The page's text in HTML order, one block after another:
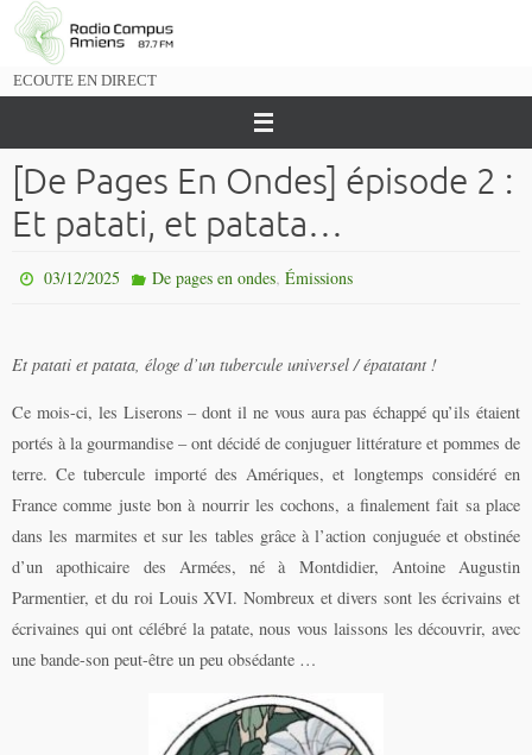
Passer
vers
ECOUTE EN DIRECT
[De Pages En Ondes] épisode 2 :
Et patati, et patata…
03/12/2025 De pages en ondes, Émissions
Et patati et patata, éloge d’un tubercule universel / épatatant !
Ce mois-ci, les Liserons – dont il ne vous aura pas échappé qu’ils étaient
portés à la gourmandise – ont décidé de conjuguer littérature et pommes de
terre. Ce tubercule importé des Amériques, et longtemps considéré en
France comme juste bon à nourrir les cochons, a finalement fait sa place
dans les marmites et sur les tables grâce à l’action conjuguée et obstinée
d’un apothicaire des Armées, né à Montdidier, Antoine Augustin
Parmentier, et du roi Louis XVI. Nombreux et divers sont les écrivains et
écrivaines qui ont célébré la patate, nous vous laissons les découvrir, avec
une bande-son peut-être un peu obsédante …